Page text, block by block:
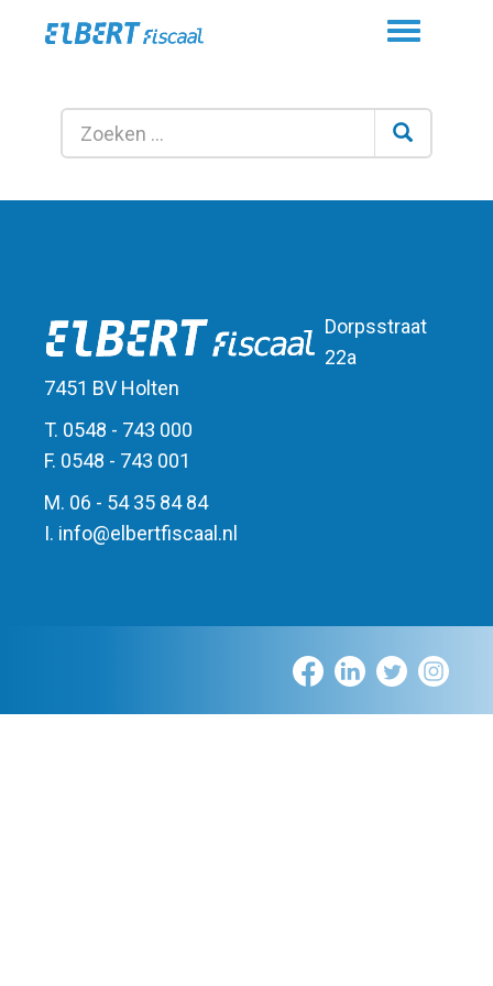
Toggle
Dorpsstraat
22a
7451 BV Holten
T. 0548 - 743 000
F. 0548 - 743 001
M. 06 - 54 35 84 84
I. info@elbertfiscaal.nl